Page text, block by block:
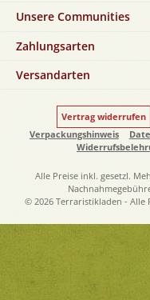
Unsere Communities
Zahlungsarten
Versandarten
Vertrag widerrufen
Verpackungshinweis
Alle Preise inkl. gesetzl.
© 2026 Terraristikladen - Alle